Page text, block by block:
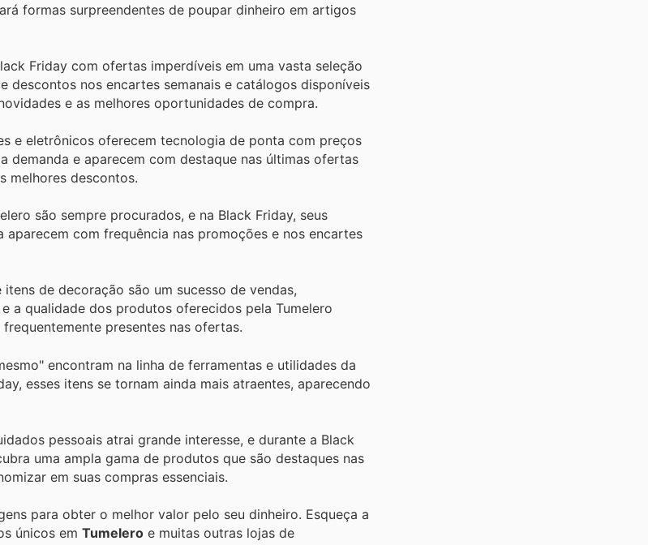
formas surpreendentes de poupar dinheiro em artigos
Friday com ofertas imperdíveis em uma vasta seleção
nos encartes semanais e catálogos disponíveis
e as melhores oportunidades de compra.
e eletrônicos oferecem tecnologia de ponta com preços
demanda e aparecem com destaque nas últimas ofertas
melhores descontos.
são sempre procurados, e na Black Friday, seus
com frequência nas promoções e nos encartes
de decoração são um sucesso de vendas,
a qualidade dos produtos oferecidos pela Tumelero
presentes nas ofertas.
encontram na linha de ferramentas e utilidades da
esses itens se tornam ainda mais atraentes, aparecendo
pessoais atrai grande interesse, e durante a Black
uma ampla gama de produtos que são destaques nas
em suas compras essenciais.
para obter o melhor valor pelo seu dinheiro. Esqueça a
únicos em Tumelero e muitas outras lojas de